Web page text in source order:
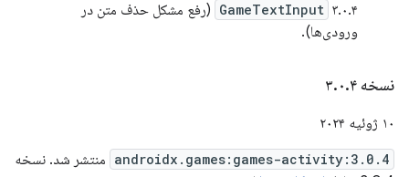
۳.۰.۴ GameTextInput (رفع مشکل حذف متن در
ورودی‌ها).
نسخه ۳ .۰.۴
۱۰ ژوئیه ۲۰۲۴
androidx.games:games-activity:3.0.4 منتشر شد. نسخه